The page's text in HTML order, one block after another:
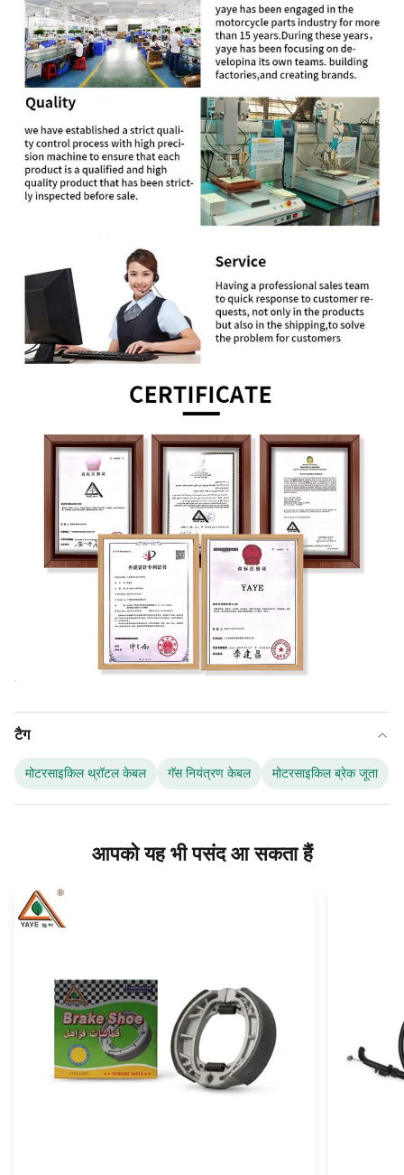
टैग
मोटरसाइकिल थ्रॉटल केबल गॅस नियंत्रण केबल मोटरसाइकिल ब्रेक जूता
आपको यह भी पसंद आ सकता हैं